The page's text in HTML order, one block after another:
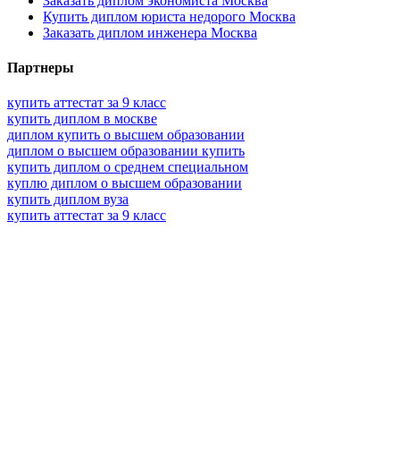
Купить диплом юриста недорого Москва
Заказать диплом инженера Москва
Партнеры
купить аттестат за 9 класс
купить диплом в москве
диплом купить о высшем образовании
диплом о высшем образовании купить
купить диплом о среднем специальном
куплю диплом о высшем образовании
купить диплом вуза
купить аттестат за 9 класс